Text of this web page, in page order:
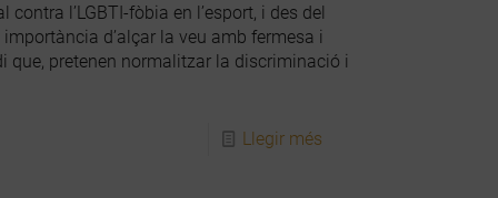
l’LGBTI-fòbia en l’esport, i des del
d’alçar la veu amb fermesa i
que, pretenen normalitzar la discriminació i
Llegir més